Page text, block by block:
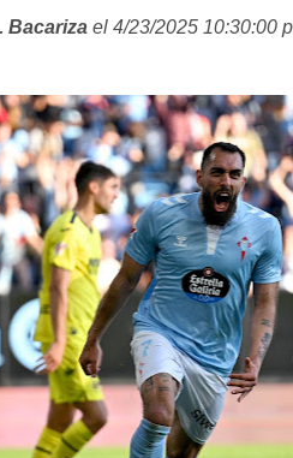
Bacariza el 4/23/2025 10:30:00